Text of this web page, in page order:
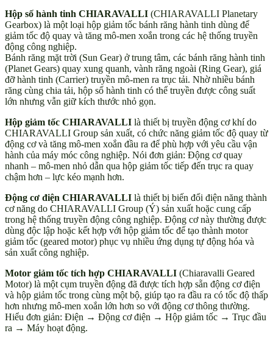
Hộp số hành tinh CHIARAVALLI (CHIARAVALLI Planetary
Gearbox) là một loại hộp giảm tốc bánh răng hành tinh dùng để
giảm tốc độ quay và tăng mô-men xoắn trong các hệ thống truyền
động công nghiệp.
Bánh răng mặt trời (Sun Gear) ở trung tâm, các bánh răng hành tinh
(Planet Gears) quay xung quanh, vành răng ngoài (Ring Gear), giá
đỡ hành tinh (Carrier) truyền mô-men ra trục tải. Nhờ nhiều bánh
răng cùng chia tải, hộp số hành tinh có thể truyền được công suất
lớn nhưng vẫn giữ kích thước nhỏ gọn.
Hộp giảm tốc CHIARAVALLI là thiết bị truyền động cơ khí do
CHIARAVALLI Group sản xuất, có chức năng giảm tốc độ quay từ
động cơ và tăng mô-men xoắn đầu ra để phù hợp với yêu cầu vận
hành của máy móc công nghiệp. Nói đơn giản: Động cơ quay
nhanh – mô-men nhỏ dẫn qua hộp giảm tốc tiếp đến trục ra quay
chậm hơn – lực kéo mạnh hơn.
Động cơ điện CHIARAVALLI là thiết bị biến đổi điện năng thành
cơ năng do CHIARAVALLI Group (Ý) sản xuất hoặc cung cấp
trong hệ thống truyền động công nghiệp. Động cơ này thường được
dùng độc lập hoặc kết hợp với hộp giảm tốc để tạo thành motor
giảm tốc (geared motor) phục vụ nhiều ứng dụng tự động hóa và
sản xuất công nghiệp.
Motor giảm tốc tích hợp CHIARAVALLI (Chiaravalli Geared
Motor) là một cụm truyền động đã được tích hợp sẵn động cơ điện
và hộp giảm tốc trong cùng một bộ, giúp tạo ra đầu ra có tốc độ thấp
hơn nhưng mô-men xoắn lớn hơn so với động cơ thông thường.
Hiểu đơn giản: Điện → Động cơ điện → Hộp giảm tốc → Trục đầu
ra → Máy hoạt động.